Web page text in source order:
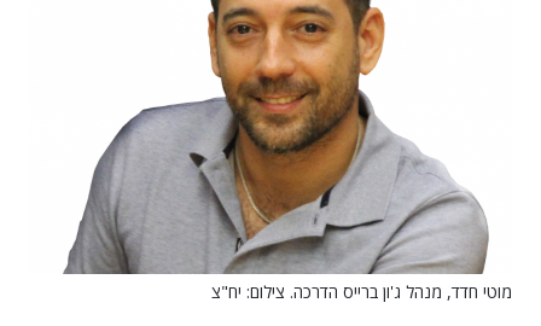
מוטי חדד, מנהל ג'ון ברייס הדרכה. צילום: יח"צ